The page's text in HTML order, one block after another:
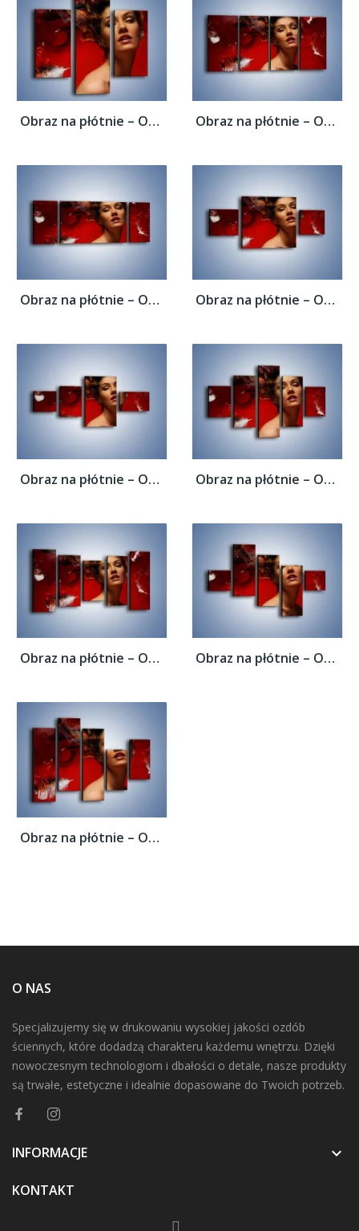
Obraz na płótnie – Ogień i żar namiętności... Obraz na płótnie – Ogień i żar namiętności...
Obraz na płótnie – Ogień i żar namiętności... Obraz na płótnie – Ogień i żar namiętności...
Obraz na płótnie – Ogień i żar namiętności... Obraz na płótnie – Ogień i żar namiętności...
Obraz na płótnie – Ogień i żar namiętności... Obraz na płótnie – Ogień i żar namiętności...
Obraz na płótnie – Ogień i żar namiętności...
O NAS
Specjalizujemy się w drukowaniu wysokiej jakości ozdób
ściennych, które dodadzą charakteru każdemu wnętrzu. Dzięki
nowoczesnym technologiom i dbałości o detale, nasze produkty
są trwałe, estetyczne i idealnie dopasowane do Twoich potrzeb.
INFORMACJE 
KONTAKT